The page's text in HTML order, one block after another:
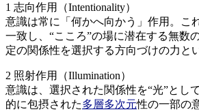
1 志向作用（Intentionality）
意識は常に「何かへ向かう」作用。こ
一致し、“こころ”の場に潜在する無数
定の関係性を選択する方向づけの力と
2 照射作用（Illumination）
意識は、選択された関係性を“光”とし
的に包摂された多層多次元性の一部の